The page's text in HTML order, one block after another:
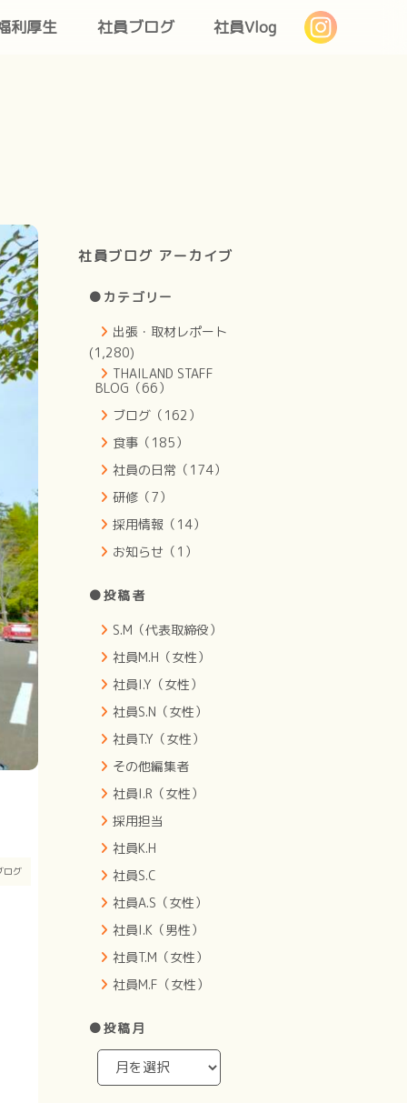
利厚生 社員ブログ 社員Vlog
ログ
社員ブログ アーカイブ
●カテゴリー
出張・取材レポート
(1,280)
THAILAND STAFF
BLOG（66）
ブログ（162）
食事（185）
社員の日常（174）
研修（7）
採用情報（14）
お知らせ（1）
●投稿者
S.M（代表取締役）
社員M.H（女性）
社員I.Y（女性）
社員S.N（女性）
社員T.Y（女性）
その他編集者
社員I.R（女性）
採用担当
社員K.H
社員S.C
社員A.S（女性）
社員I.K（男性）
社員T.M（女性）
社員M.F（女性）
●投稿月